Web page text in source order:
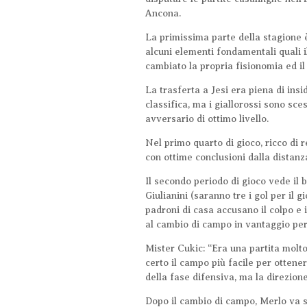
Ancona.
La primissima parte della
alcuni elementi fondamentali quali
cambiato la propria fisionomia ed
La trasferta a Jesi era piena di
classifica, ma i giallorossi sono
avversario di ottimo livello.
Nel primo quarto di gioco, ricco di
con ottime conclusioni dalla
Il secondo periodo di gioco vede il
Giulianini (saranno tre i gol per il
padroni di casa accusano il colpo
al cambio di campo in vantaggio
Mister Cukic: “Era una partita
certo il campo più facile per
della fase difensiva, ma la
Dopo il cambio di campo, Merlo va